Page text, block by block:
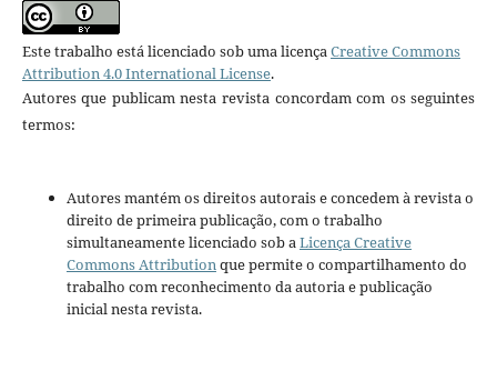
Este trabalho está licenciado sob uma licençaCreative Commons
Attribution 4.0 International License.
Autores que publicam nesta revista concordam com os seguintes
termos:
Autores mantém os direitos autorais e concedem à revista o
direito de primeira publicação, com o trabalho
simultaneamente licenciado sob aLicença Creative
Commons Attributionque permite o compartilhamento do
trabalho com reconhecimento da autoria e publicação
inicial nesta revista.